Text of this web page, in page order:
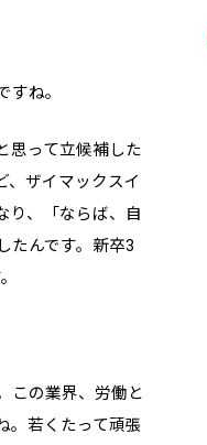
ね。
思って立候補した
、ザイマックスイ
り、「ならば、自
たんです。新卒3
この業界、労働と
。若くたって頑張